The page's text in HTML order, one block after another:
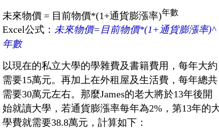
未來物價 = 目前物價*(1+通貨膨漲率)年數
Excel公式： 未來物價=目前物價*(1+通貨膨漲率)^
年數
以現在的私立大學的學雜費及書籍費用，每年大約
需要15萬元。再加上在外租屋及生活費，每年總共
需要30萬元左右。那麼James的老大將於13年後開
始就讀大學，若通貨膨漲率每年為2%，第13年的
學費就需要38.8萬元，計算如下：